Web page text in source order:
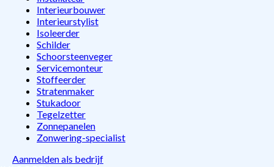
Interieurbouwer
Interieurstylist
Isoleerder
Schilder
Schoorsteenveger
Servicemonteur
Stoffeerder
Stratenmaker
Stukadoor
Tegelzetter
Zonnepanelen
Zonwering-specialist
Aanmelden als bedrijf